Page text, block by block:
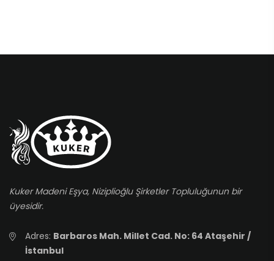
Kuker Madeni Eşya, Niziplioğlu Şirketler Topluluğunun bir
üyesidir.
Adres: Barbaros Mah. Millet Cad. No: 64 Ataşehir /
İstanbul